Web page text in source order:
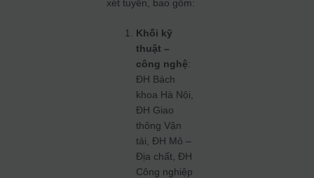
xét tuyển, bao gồm:
Khối kỹ
thuật –
công nghệ:
ĐH Bách
khoa Hà Nội,
ĐH Giao
thông Vận
tải, ĐH Mỏ –
Địa chất, ĐH
Công nghiệp